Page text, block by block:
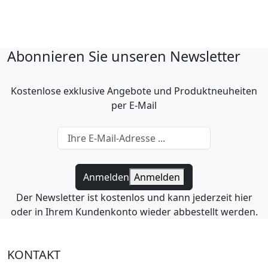
Abonnieren Sie unseren Newsletter
Kostenlose exklusive Angebote und Produktneuheiten
per E-Mail
Anmelden Anmelden
Der Newsletter ist kostenlos und kann jederzeit hier
oder in Ihrem Kundenkonto wieder abbestellt werden.
KONTAKT